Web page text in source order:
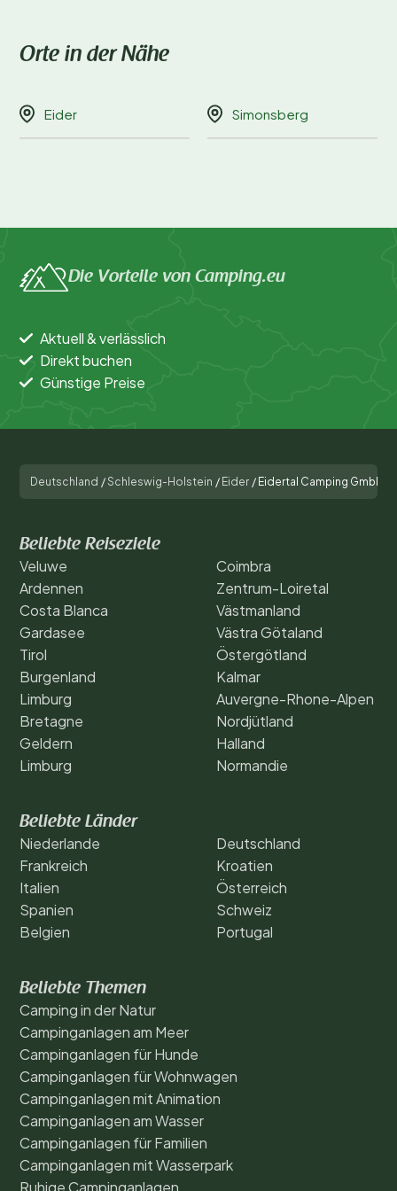
Schleswig-Holsteins führen. Besuche das historische
Für einen Tag am Meer ist dieNordseeküstegut
ideal für einen Besuch der stimmungsvollen
Buche deinen unvergesslichen
Möchtest du mit Vogelgezwitscher aufwachen und
den Duft frischer Brötchen genießen? Buche jetzt
einen unvergesslichen Campingurlaub. Warte nicht zu
Orte in der Nähe
Eider Simonsberg
Die Vorteile von Camping.eu
Aktuell & verlässlich
Direkt buchen
Günstige Preise
Deutschland /Schleswig-Holstein / Eider / Eidertal Camping GmbH
Beliebte Reiseziele
Veluwe
Ardennen
Costa Blanca
Gardasee
Tirol
Burgenland
Limburg
Bretagne
Geldern
Limburg
Coimbra
Zentrum-Loiretal
Västmanland
Västra Götaland
Östergötland
Kalmar
Auvergne-Rhone-Alpen
Nordjütland
Halland
Normandie
Beliebte Länder
Niederlande
Frankreich
Italien
Spanien
Belgien
Deutschland
Kroatien
Österreich
Schweiz
Portugal
Beliebte Themen
Camping in der Natur
Campinganlagen am Meer
Campinganlagen für Hunde
Campinganlagen für Wohnwagen
Campinganlagen mit Animation
Campinganlagen am Wasser
Campinganlagen für Familien
Campinganlagen mit Wasserpark
Ruhige Campinganlagen